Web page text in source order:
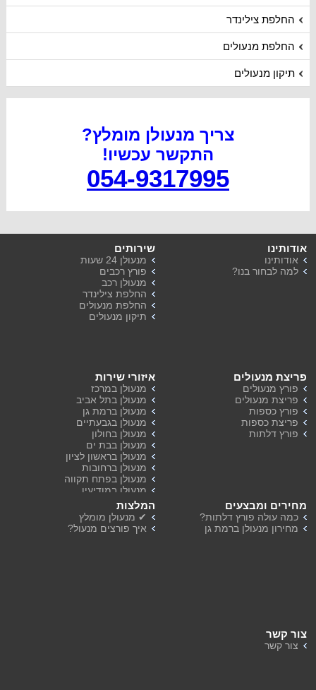
החלפת צילינדר
החלפת מנעולים
תיקון מנעולים
צריך מנעולן מומלץ?
התקשר עכשיו!
054-9317995
אודותינו
אודותינו
למה לבחור בנו?
שירותים
מנעולן 24 שעות
פורץ רכבים
מנעולן רכב
החלפת צילינדר
החלפת מנעולים
תיקון מנעולים
פריצת מנעולים
פורץ מנעולים
פריצת מנעולים
פורץ כספות
פריצת כספות
פורץ דלתות
איזורי שירות
מנעולן במרכז
מנעולן בתל אביב
מנעולן ברמת גן
מנעולן בגבעתיים
מנעולן בחולון
מנעולן בבת ים
מנעולן בראשון לציון
מנעולן ברחובות
מנעולן בפתח תקווה
מנעולן במודיעין
מנעולן ברמת השרון
מנעולן בהוד השרון
מחירים ומבצעים
כמה עולה פורץ דלתות?
מחירון מנעולן ברמת גן
המלצות
✔ מנעולן מומלץ
איך פורצים מנעול?
צור קשר
צור קשר